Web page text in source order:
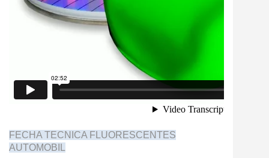
FECHA TECNICA FLUORESCENTES
AUTOMOBIL